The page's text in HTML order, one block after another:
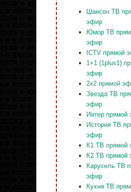
Шансон ТВ
эфир
Юмор ТВ
эфир
ICTV прямой
1+1 (1plus1)
эфир
2x2 прямой
Звезда ТВ
эфир
Интер прямой
История ТВ
эфир
К1 ТВ прямой
К2 ТВ прямой
Карусель ТВ
эфир
Кухня ТВ